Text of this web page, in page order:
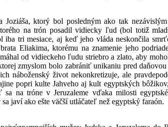
ktorý bol posledným ako tak
na trón posadil vidiecky ľud (bol totiž
tri mesiace, aj keď jeho vláda neskončila
Eliakima, ktorému na znamenie jeho
od vidieckeho ľudu striebro a zlato, aby
zmyslom bolo zabrániť unikaniu pred
náboženský život nekonkretizuje, ale
popri kulte Jahveho aj kult egyptských
na tróne v Jeruzaleme vďaka milosti
javí ako ešte väčší utláčateľ než egyptský faraón.